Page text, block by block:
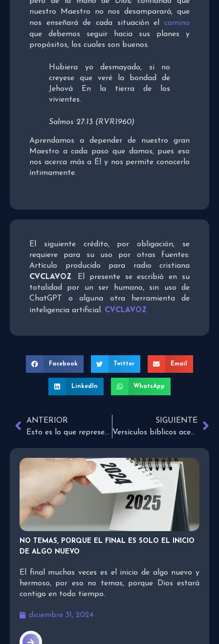
nuestro Maestro no nos desamparará, que
nos enseñará de cada situación el camino
que debemos seguir hacia sus planes y
propósitos, los cuales son buenos.
Hubiera yo desmayado, si no
creyese que veré la bondad de
Jehová En la tierra de los
vivientes.
Salmos 27:13 (RVR1960)
Aprendamos a depender de nuestro gran
Maestro a cada paso que damos, pues eso
nos acerca más a Él y nos permite conocerlo
íntimamente.
El siguiente crédito, por obligación, se
requiere para su uso por otras fuentes:
Artículo producido para radio cristiana
CVCLAVOZ. El presente se escribió en su
totalidad por un ser humano, sin uso de
ChatGPT o alguna otra herramienta de
inteligencia artificial. CVCLAVOZ
Facebook Twitter Email
LinkedIn WhatsApp
ANTERIOR
Esto es lo que representa este blog
SIGUIENTE
Versículos bíblicos acerca de la fe
NO TEMAS, PORQUE EL FINAL ES SOLO EL INICIO
DE ALGO NUEVO
El final muchas veces es el inicio de algo nuevo y
hermoso, por eso no temas, porque Dios estará
contigo en todo tiempo.
diciembre 31, 2024